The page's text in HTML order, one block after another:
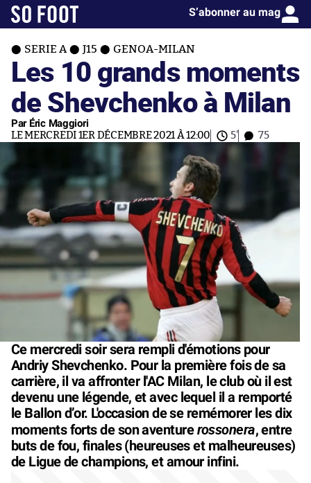
S’abonner au mag
SERIE A J15 GENOA-MILAN
Les 10 grands moments
de Shevchenko à Milan
Par Éric Maggiori
LE MERCREDI 1ER DÉCEMBRE 2021 À 12:00 5' 75
Ce mercredi soir sera rempli d'émotions pour
Andriy Shevchenko. Pour la première fois de sa
carrière, il va affronter l'AC Milan, le club où il est
devenu une légende, et avec lequel il a remporté
le Ballon d’or. L'occasion de se remémorer les dix
moments forts de son aventurerossonera, entre
buts de fou, finales (heureuses et malheureuses)
de Ligue de champions, et amour infini.